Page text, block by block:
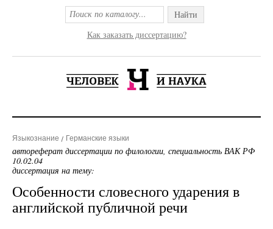
Найти
Как заказать диссертацию?
Языкознание Германские языки
автореферат диссертации по филологии, специальность ВАК РФ
10.02.04
диссертация на тему:
Особенности словесного ударения в
английской публичной речи